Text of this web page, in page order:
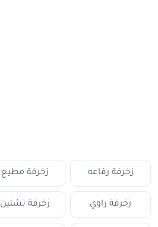
زخرفة رفاعه زخرفة مطيع
زخرفة راوي زخرفة تشلين